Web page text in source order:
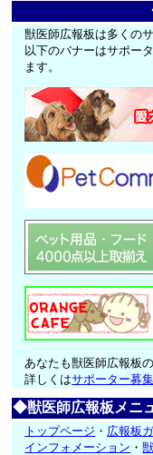
獣医師広報板は多くの
以下のバナーはサポー
ます。
あなたも獣医師広報板
詳しくはサポーター募集
◆獣医師広報板メニ
トップページ ・ 広報板
インフォメーション ・